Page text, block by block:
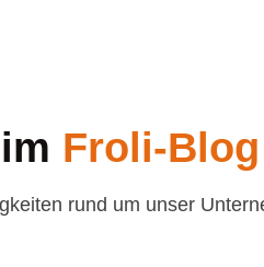
Froli-Blog
rund um unser